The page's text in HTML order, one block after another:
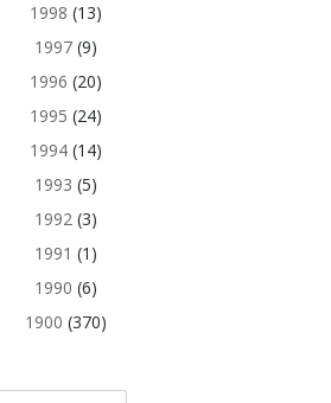
1998 (13)
1997(9)
1996 (20)
1995 (24)
1994(14)
1993 (5)
1992(3)
1991 (1)
1990 (6)
1900 (370)